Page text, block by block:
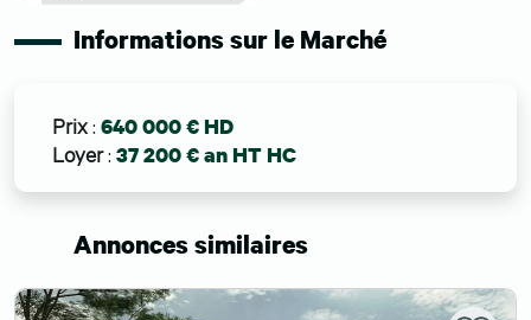
Informations sur le Marché
Prix: 640 000 € HD
Loyer: 37 200 € an HT HC
Annonces similaires